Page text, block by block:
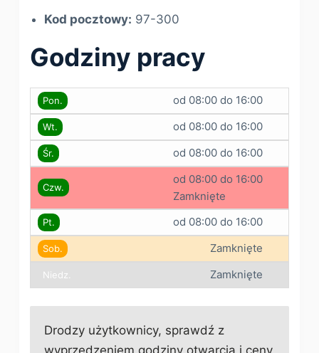
Kod pocztowy: 97-300
Godziny pracy
Pon. od 08:00 do 16:00
Wt. od 08:00 do 16:00
Śr. od 08:00 do 16:00
Czw.
od 08:00 do 16:00
Zamknięte
Pt. od 08:00 do 16:00
Sob. Zamknięte
Niedz. Zamknięte
Drodzy użytkownicy, sprawdź z